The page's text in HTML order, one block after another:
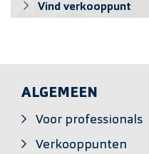
Vind verkooppunt
ALGEMEEN
Voor professionals
Verkooppunten